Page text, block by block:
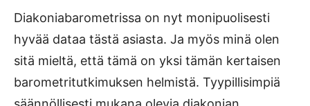
Diakoniabarometrissa on nyt monipuolisesti
hyvää dataa tästä asiasta. Ja myös minä olen
sitä mieltä, että tämä on yksi tämän kertaisen
barometritutkimuksen helmistä. Tyypillisimpiä